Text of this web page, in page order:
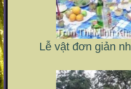
Lễ vật đơn giản